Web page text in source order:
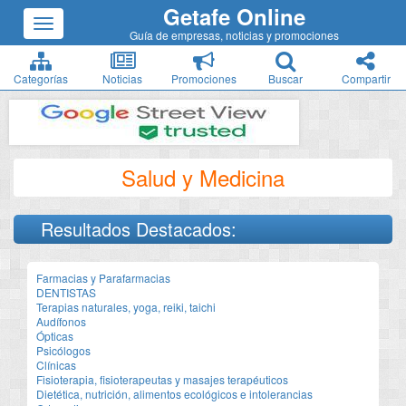
Getafe Online
Guía de empresas, noticias y promociones
Categorías Noticias Promociones Buscar Compartir
Salud y Medicina
Resultados Destacados:
Farmacias y Parafarmacias
DENTISTAS
Terapias naturales, yoga, reiki, taichi
Audífonos
Ópticas
Psicólogos
Clínicas
Fisioterapia, fisioterapeutas y masajes terapéuticos
Dietética, nutrición, alimentos ecológicos e intolerancias